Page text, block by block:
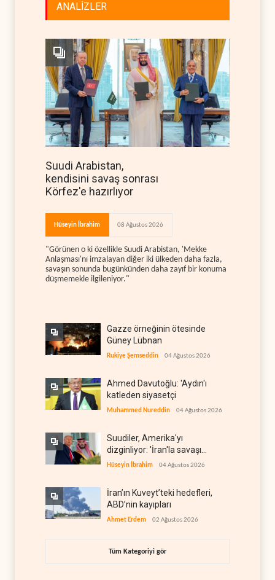
ANALİZLER
Suudi Arabistan,
kendisini savaş sonrası
Körfez'e hazırlıyor
Hüseyin İbrahim 08 Ağustos 2026
"Görünen o ki özellikle Suudi Arabistan, 'Mekke
Anlaşması'nı imzalayan diğer iki ülkeden daha fazla,
savaşın sonunda bugünkünden daha zayıf bir konuma
düşmemekle ilgileniyor."
Gazze örneğinin ötesinde
Güney Lübnan
Rukiye Şemseddin 04 Ağustos 2026
Ahmed Davutoğlu: 'Aydın'ı
katleden siyasetçi
Muhammed Nureddin 04 Ağustos 2026
Suudiler, Amerika'yı
dizginliyor: 'İran'la savaşı
kaldıracak gücümüz yok'
Hüseyin İbrahim 04 Ağustos 2026
İran’ın Kuveyt’teki hedefleri,
ABD’nin kayıpları
Ahmet Erdem 02 Ağustos 2026
Tüm Kategoriyi gör